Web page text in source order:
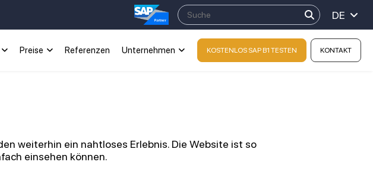
DE
Preise Referenzen Unternehmen KOSTENLOS SAP B1 TESTEN KONTAKT
weiterhin ein nahtloses Erlebnis. Die Website ist so
einsehen können.